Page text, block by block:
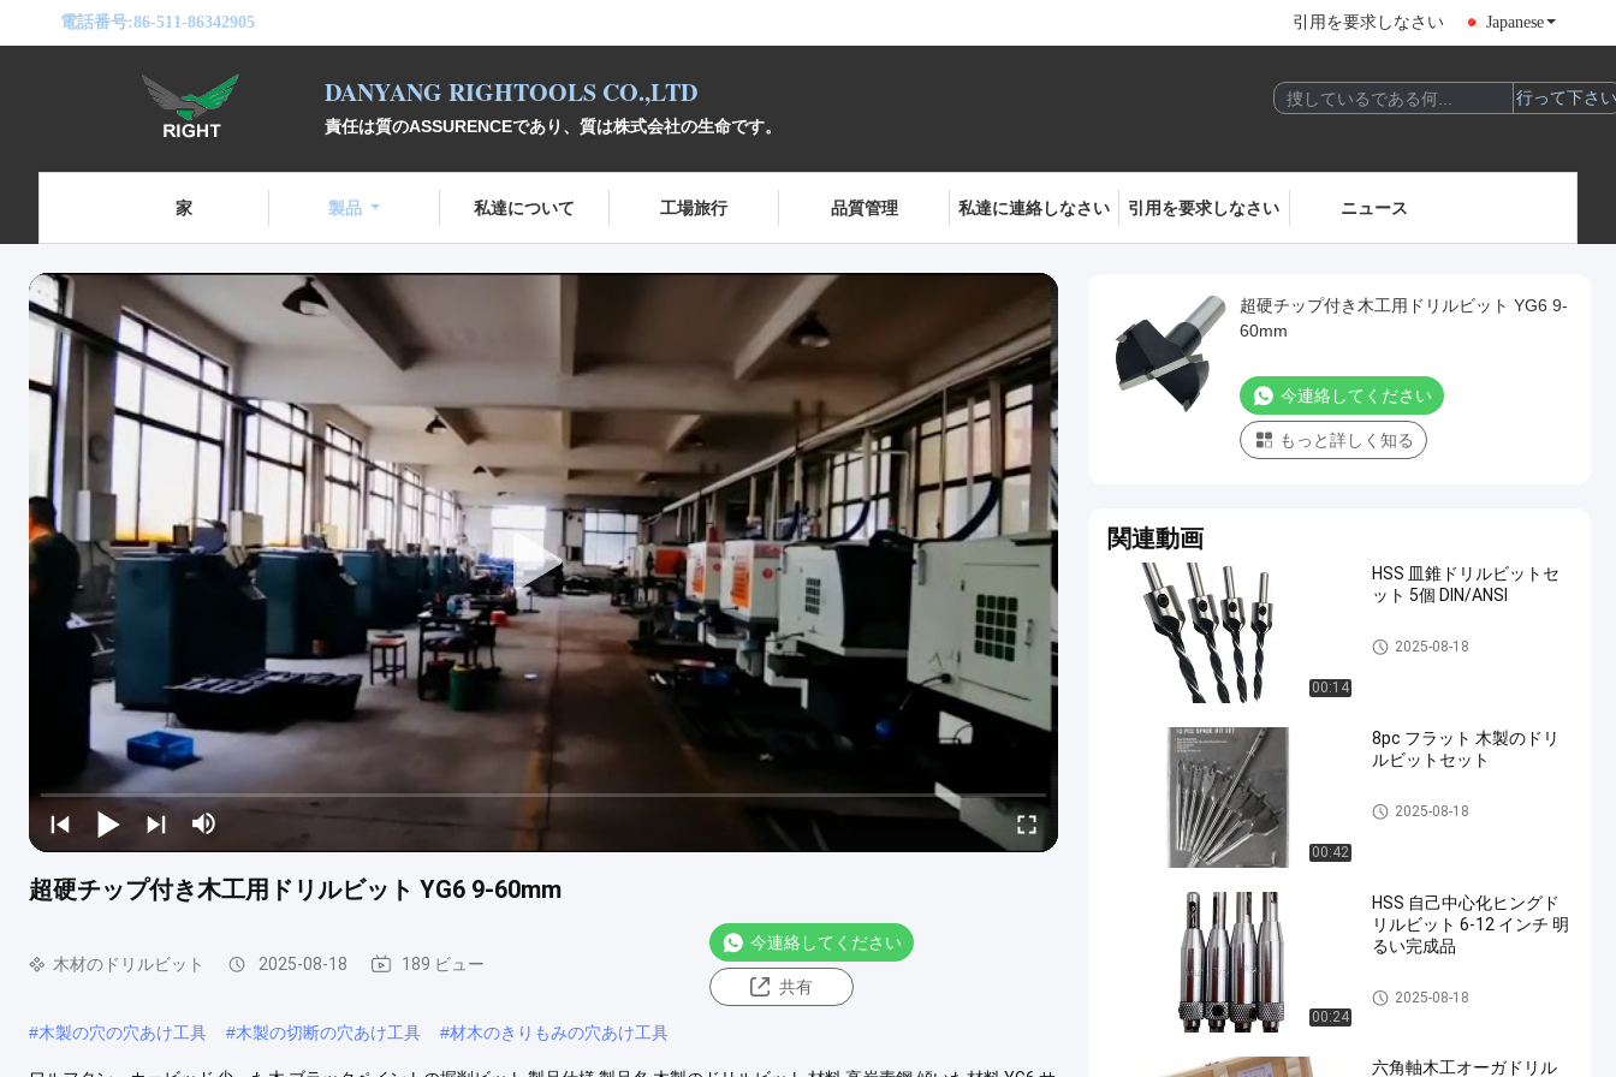
電話番号:86-511-86342905 引用を要求しなさい Japanese
DANYANG RIGHTOOLS CO.,LTD
責任は質のASSURENCEであり、質は株式会社の生命です。
家 製品 私達について 工場旅行 品質管理 私達に連絡しなさい 引用を要求しなさい ニュース
超硬チップ付き木工用ドリルビット YG6 9-60mm
木材のドリルビット 2025-08-18 189 ビュー
今連絡してください
共有
#木製の穴の穴あけ工具 #木製の切断の穴あけ工具 #材木のきりもみの穴あけ工具
超硬チップ付き木工用ドリルビット YG6 9-
60mm
今連絡してください
もっと詳しく知る
関連動画
00:14
HSS 皿錐ドリルビットセ
ット 5個 DIN/ANSI
木材のドリルビット
2025-08-18
00:42
8pc フラット 木製のドリ
ルビットセット
木材のドリルビット
2025-08-18
00:24
HSS 自己中心化ヒングド
リルビット 6-12 インチ 明
るい完成品
木材のドリルビット
2025-08-18
六角軸木工オーガドリル